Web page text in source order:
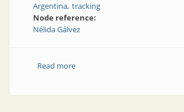
Argentina tracking
Node reference:
Nélida Gálvez
Read moreabout Diseño e